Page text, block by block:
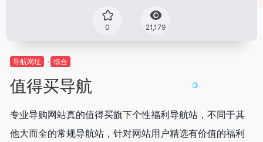
0 21,179
导航网址 综合
值得买导航
专业导购网站真的值得买旗下个性福利导航站，不同于其
他大而全的常规导航站，针对网站用户精选有价值的福利